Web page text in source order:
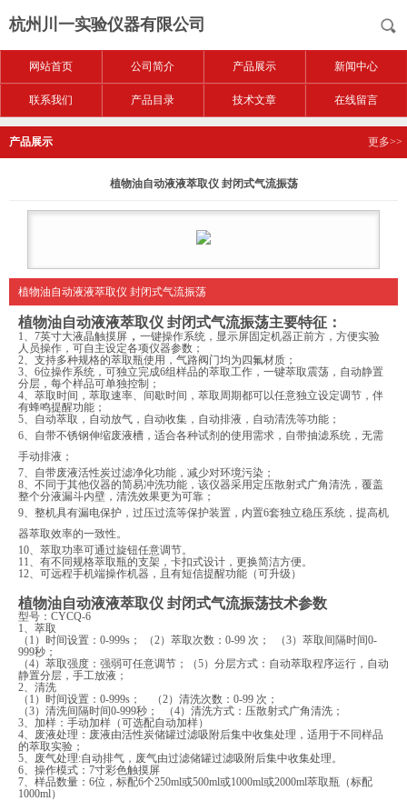
杭州川一实验仪器有限公司
网站首页 公司简介 产品展示 新闻中心
联系我们 产品目录 技术文章 在线留言
产品展示 更多>>
植物油自动液液萃取仪 封闭式气流振荡
植物油自动液液萃取仪 封闭式气流振荡
植物油自动液液萃取仪 封闭式气流振荡主要特征：
1 7英寸大液晶触摸屏 ， 一键操作系统， 显示屏固定机器正前方，方便实验
人员操作，可自主设定各项仪器参数；
2
支持多种规格的萃取瓶使用，气路阀门均为四氟材质；
3、 6位操作系统，可独立完成6组样品的萃取工作 ， 一键萃取震荡，自动静置
分层，每个样品可单独控制；
4、 萃取时间，萃取速率 间歇时间，萃取周期都可以任意独立设定调节 ， 伴
有蜂鸣提醒功能；
5、 自动萃取，自动放气，自动收集，自动排液，自动清洗等功能；
6、 自带不锈钢伸缩废液槽， 适合各种试剂的使用需求， 自带抽滤系统，无需
手动排液；
7、 自带废液活性炭过滤净化功能，减少对环境污染；
8、 不同于其他仪器的简易冲洗功能，该仪器采用定压散射式广角清洗，覆盖
整个分液漏斗内壁，清洗效果更为可靠；
9、 整机具有漏电保护，过压过流等保护装置 ， 内置6套独立稳压系统，提高机
器萃取效率的一致性 。
10、 萃取功率可通过旋钮任意调节。
11、 有不同规格萃取瓶的支架，卡扣式设计，更换简洁方便 。
12、可远程手机端操作机器，且有短信提醒功能（可升级）
植物油自动液液萃取仪 封闭式气流振荡技术参数
型号： CYCQ-6
1、 萃取
（ 1）时间设置：0-999s； （2）萃取次数：0-99 次； （3）萃取间隔时间0-
999秒；
（4）萃取强度：强弱可任意调节；（5）分层方式：自动萃取程序运行，自动
静置分层，手工放液；
2、清洗
（ 1）时间设置：0-999s； （2）清洗次数：0-99 次；
（3）清洗间隔时间0-999秒； （4）清洗方式：压散射式广角清洗；
3、加样：手动加样（可选配自动加样）
4、废液处理：废液由活性炭储罐过滤吸附后集中收集处理，适用于不同样品
的萃取实验；
5、废气处理:自动排气，废气由过滤储罐过滤吸附后集中收集处理。
6、操作模式：7寸彩色触摸屏
7、样品数量：6位，标配6个250ml或500ml或1000ml或2000ml萃取瓶（标配
1000ml）